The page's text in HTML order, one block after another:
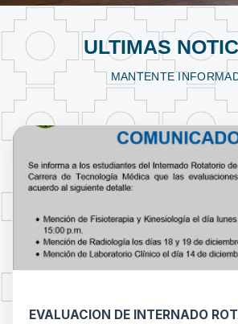
ULTIMAS
MANTENTE
EVALUACION DE INTERNADO